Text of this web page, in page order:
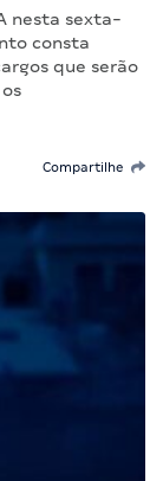
nesta sexta-
consta
que serão
Compartilhe